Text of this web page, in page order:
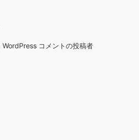
WordPress コメントの投稿者